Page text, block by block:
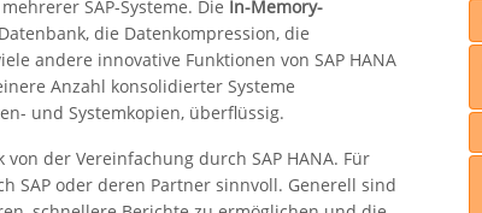
SAP-Systeme. Die In-Memory-
die Datenkompression, die
andere innovative Funktionen von SAP HANA
Anzahl konsolidierter Systeme
und Systemkopien, überflüssig.
der Vereinfachung durch SAP HANA. Für
SAP oder deren Partner sinnvoll. Generell sind